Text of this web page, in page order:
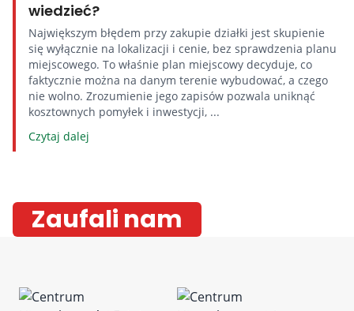
wiedzieć?
Największym błędem przy zakupie działki jest skupienie
się wyłącznie na lokalizacji i cenie, bez sprawdzenia planu
miejscowego. To właśnie plan miejscowy decyduje, co
faktycznie można na danym terenie wybudować, a czego
nie wolno. Zrozumienie jego zapisów pozwala uniknąć
kosztownych pomyłek i inwestycji, ...
Czytaj dalej
Zaufali nam